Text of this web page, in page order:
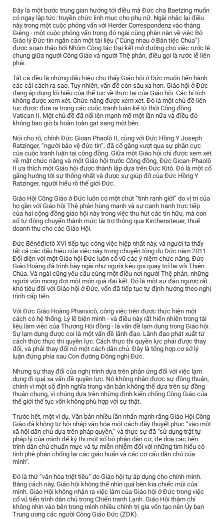
Đây là một bước trung gian hướng tới điều mà Đức cha Baetzing muốn
có ngay lập tức: truyền chức linh mục cho phụ nữ. Ngài nhắc lại điều
này trong một cuộc phỏng vấn với Herder Correspondenz vào tháng
Giêng - một cuộc phỏng vấn trong đó ngài cũng phàn nàn về việc Bộ
Giáo lý Đức tin ngăn cản một tài liệu (“Cùng nhau ở Bàn tiệc Chúa”)
được soạn thảo bởi Nhóm Công tác Đại kết mở đường cho việc rước lễ
chung giữa người Công Giáo và người Thệ phản, điều gọi là rước lễ liên
phái.
Tất cả đều là những dấu hiệu cho thấy Giáo hội ở Đức muốn tiến hành
các cải cách ra sao. Tuy nhiên, vấn đề còn sâu xa hơn. Giáo hội ở Đức
đang áp dụng lối hiểu của thế tục về thực tại của Giáo hội. Các bí tích
không được xem xét. Chức năng được xem xét. Đó là một chủ đề liên
tục được đưa ra trong các cuộc tranh luận kể từ thời Công đồng
Vatican II. Một chủ đề đã nổi lên mạnh mẽ một lần nữa và điều đó
không bao giờ bị hoàn toàn gạt sang một bên.
Nói cho rõ, chính Đức Gioan Phaolô II, cùng với Đức Hồng Y Joseph
Ratzinger, “người bảo vệ đức tin”, đã cố gắng vượt qua sự phân cực
của cuộc tranh luận tại công đồng. Giữa một Giáo hội chỉ được xem xét
về mặt chức năng và một Giáo hội trước Công đồng, Đức Gioan-Phaolô
II ưa thích một Giáo hội được thành lập dựa trên Đức Kitô. Đó là một cố
gắng hướng tới sự thống nhất và được sự giúp đỡ của Đức Hồng Y
Ratzinger, người hiểu rõ thế giới Đức.
Giáo Hội Công Giáo ở Đức luôn có một chút “tính ranh giới” do vị trí của
họ gần với Giáo hội Thệ phản hùng mạnh và sự cạnh tranh trực tiếp
của hai cộng đồng giáo hội này trong việc thu hút các tín hữu, mà con
số tự động chuyển thành mức tài trợ thông qua Kirchensteuer, thuế
doanh thu cho các Giáo Hội.
Đức Bênêđíctô XVI tiếp tục công việc hiệp nhất này, và người ta thấy
tất cả các dấu hiệu của việc này trong chuyến tông du Đức năm 2011.
Đối diện với một Giáo hội Đức luôn cổ vũ các ý niệm chức năng, Đức
Giáo Hoàng đã trình bày ngài như người kêu gọi quay trở lại với Thiên
Chúa. Và ngài cũng yêu cầu cùng một điều nơi người Thệ phản, những
người vốn mong đợi một món quà đại kết. Đó là một sự đảo ngược rất
khó tiêu đối với Giáo hội ở Đức, vốn đã tiếp tục tự định hướng theo nghị
trình cấp tiến.
Với Đức Giáo Hoàng Phanxicô, công việc trên được thực hiện một
cách có hệ thống. Lý lẽ biện minh - và điều này rất hiển nhiên trong tài
liệu làm việc của Thượng Hội đồng - là vấn đề lạm dụng trong Giáo hội.
Sự lạm dụng được coi là một vấn đề lãnh đạo. Lãnh đạo phát xuất từ
cách thức thực thi quyền lực. Cách thực thi quyền lực phải được thay
đổi, và phải thay đổi nó một cách dân chủ. Đây là tổng hợp cơ sở lý
luận đứng phía sau Con đường Đồng nghị Đức.
Nhưng sự thay đổi của nghị trình dựa trên phản ứng đối với việc lạm
dụng đi quá xa vấn đề quyền lực. Nó không nhận được sự đồng thuận,
chính vì một số định nghĩa trong văn bản không thể dựa trên sự đồng
thuận chung, vì chúng dựa trên những định kiến chống Công Giáo của
thế giới thế tục vốn không phù hợp với sự thật.
Trước hết, một ví dụ. Văn bản nhiều lần nhấn mạnh rằng Giáo Hội Công
Giáo đã không tự hội nhập văn hóa một cách đầy thuyết phục “vào một
xã hội dân chủ dựa trên pháp quyền,” và thực sự đã “sử dụng trật tự
pháp lý của mình để kỳ thị một số bộ phận dân cư, đe dọa các tiến
trình dân chủ chuẩn mực và tự miễn nhiễm đối với những tìm hiểu có
tính phê phán chống lại các giáo huấn và các cơ cấu dân chủ của
mình".
Đó là thứ “văn hóa triệt tiêu” do Giáo hội tự áp dụng cho chính mình.
Bằng cách này, Giáo hội không thể nhìn quá bên kia chiếc mũi của
mình. Giáo Hội không nhận ra việc làm của Giáo hội ở Đức trong việc
cổ vũ tiến trình dân chủ trong Chiến tranh Lạnh. Giáo Hội thậm chí
không nhìn vào bên trong mình nhiều chính trị gia vốn tạo nên Ủy ban
Trung ương các người Công Giáo Đức (ZDK).